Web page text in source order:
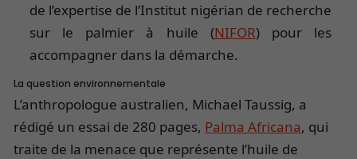
de l’expertise de l’Institut nigérian de recherche
sur le palmier à huile (NIFOR) pour les
accompagner dans la démarche.
La question environnementale
L’anthropologue australien, Michael Taussig, a
rédigé un essai de 280 pages, Palma Africana, qui
traite de la menace que représente l’huile de